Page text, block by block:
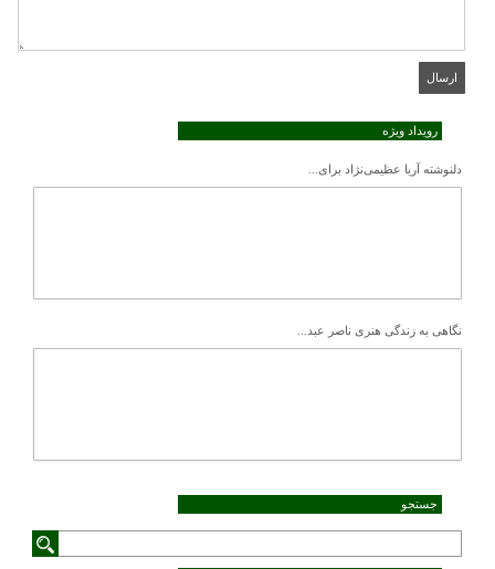
رویداد ویژه
دلنوشته آریا عظیمی‌نژاد برای...
نگاهی به زندگی هنری ناصر عبد...
جستجو